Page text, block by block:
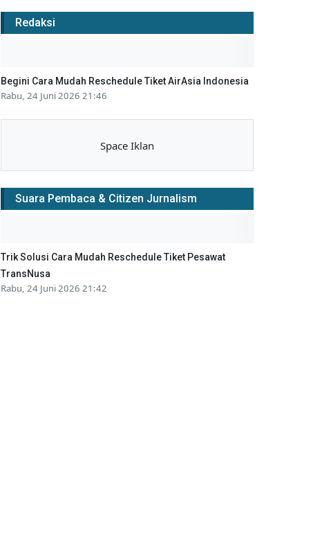
Redaksi
Begini Cara Mudah Reschedule Tiket AirAsia Indonesia
Rabu, 24 Juni 2026 21:46
Space Iklan
Suara Pembaca & Citizen Jurnalism
Trik Solusi Cara Mudah Reschedule Tiket Pesawat
TransNusa
Rabu, 24 Juni 2026 21:42